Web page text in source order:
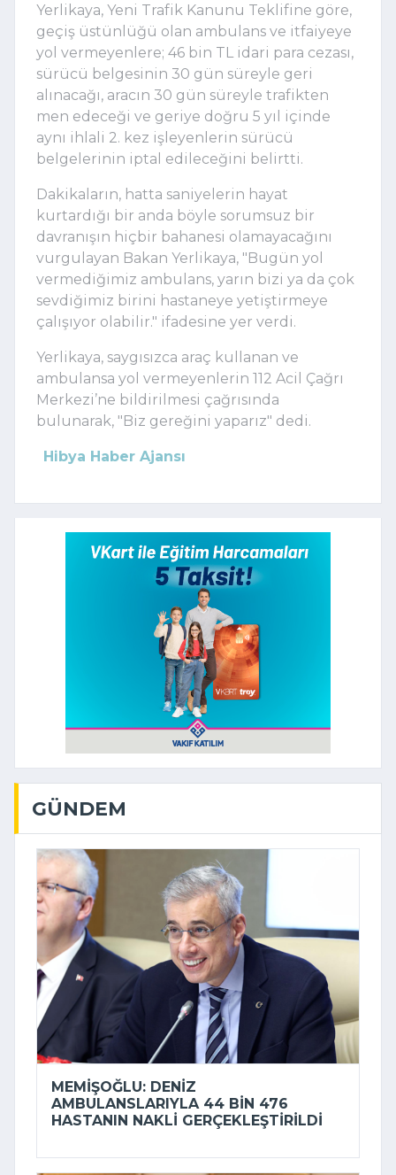
Yerlikaya, Yeni Trafik Kanunu Teklifine göre,
geçiş üstünlüğü olan ambulans ve itfaiyeye
yol vermeyenlere; 46 bin TL idari para cezası,
sürücü belgesinin 30 gün süreyle geri
alınacağı, aracın 30 gün süreyle trafikten
men edeceği ve geriye doğru 5 yıl içinde
aynı ihlali 2. kez işleyenlerin sürücü
belgelerinin iptal edileceğini belirtti.
Dakikaların, hatta saniyelerin hayat
kurtardığı bir anda böyle sorumsuz bir
davranışın hiçbir bahanesi olamayacağını
vurgulayan Bakan Yerlikaya, "Bugün yol
vermediğimiz ambulans, yarın bizi ya da çok
sevdiğimiz birini hastaneye yetiştirmeye
çalışıyor olabilir." ifadesine yer verdi.
Yerlikaya, saygısızca araç kullanan ve
ambulansa yol vermeyenlerin 112 Acil Çağrı
Merkezi’ne bildirilmesi çağrısında
bulunarak, "Biz gereğini yaparız" dedi.
Hibya Haber Ajansı
GÜNDEM
MEMIŞOĞLU: DENIZ
AMBULANSLARIYLA 44 BIN 476
HASTANIN NAKLI GERÇEKLEŞTIRILDI